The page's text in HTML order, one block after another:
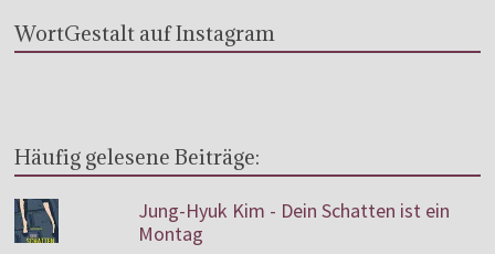
WortGestalt auf Instagram
Häufig gelesene Beiträge:
Jung-Hyuk Kim - Dein Schatten ist ein
Montag